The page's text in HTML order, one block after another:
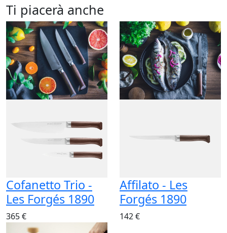
Ti piacerà anche
Cofanetto Trio -
Les Forgés 1890
365 €
Affilato - Les
Forgés 1890
142 €